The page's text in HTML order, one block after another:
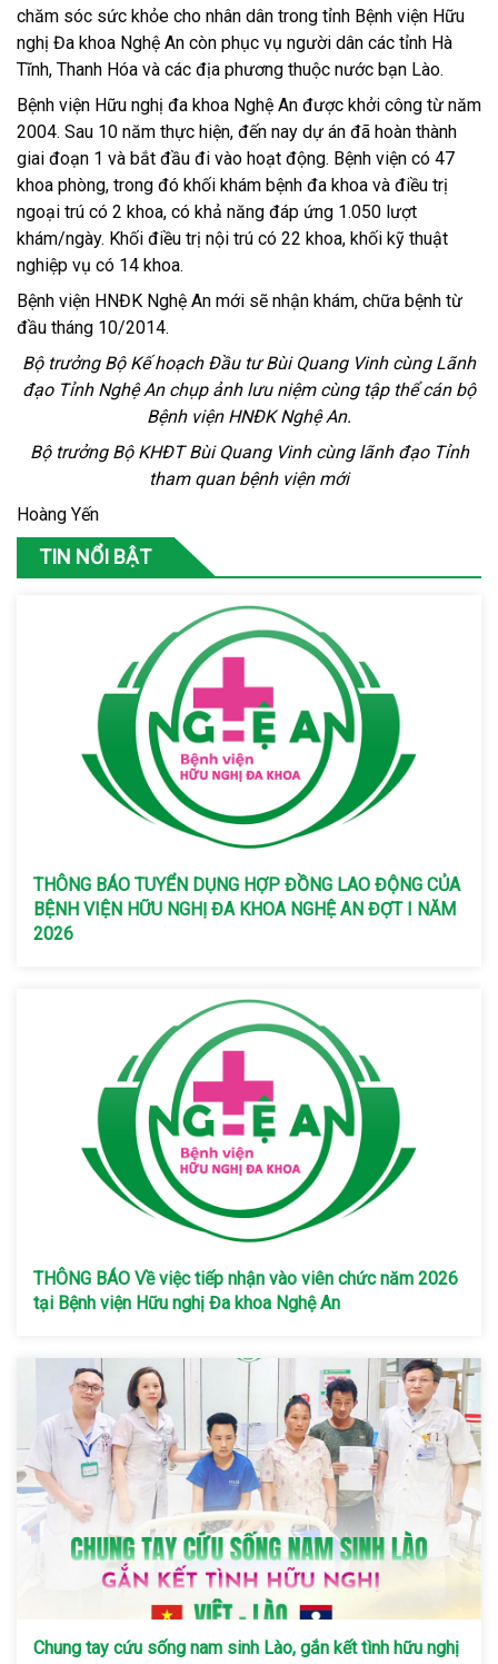
chăm sóc sức khỏe cho nhân dân trong tỉnh Bệnh viện Hữu
nghị Đa khoa Nghệ An còn phục vụ người dân các tỉnh Hà
Tĩnh, Thanh Hóa và các địa phương thuộc nước bạn Lào.
Bệnh viện Hữu nghị đa khoa Nghệ An được khởi công từ năm
2004. Sau 10 năm thực hiện, đến nay dự án đã hoàn thành
giai đoạn 1 và bắt đầu đi vào hoạt động. Bệnh viện có 47
khoa phòng, trong đó khối khám bệnh đa khoa và điều trị
ngoại trú có 2 khoa, có khả năng đáp ứng 1.050 lượt
khám/ngày. Khối điều trị nội trú có 22 khoa, khối kỹ thuật
nghiệp vụ có 14 khoa.
Bệnh viện HNĐK Nghệ An mới sẽ nhận khám, chữa bệnh từ
đầu tháng 10/2014.
Bộ trưởng Bộ Kế hoạch Đầu tư Bùi Quang Vinh cùng Lãnh
đạo Tỉnh Nghệ An chụp ảnh lưu niệm cùng tập thể cán bộ
Bệnh viện HNĐK Nghệ An.
Bộ trưởng Bộ KHĐT Bùi Quang Vinh cùng lãnh đạo Tỉnh
tham quan bệnh viện mới
Hoàng Yến
TIN NỔI BẬT
THÔNG BÁO TUYỂN DỤNG HỢP ĐỒNG LAO ĐỘNG CỦA
BỆNH VIỆN HỮU NGHỊ ĐA KHOA NGHỆ AN ĐỢT I NĂM
2026
THÔNG BÁO Về việc tiếp nhận vào viên chức năm 2026
tại Bệnh viện Hữu nghị Đa khoa Nghệ An
Chung tay cứu sống nam sinh Lào, gắn kết tình hữu nghị